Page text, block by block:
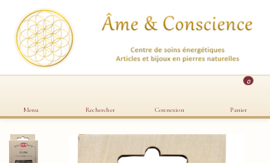
Menu Rechercher Connexion
0
Panier